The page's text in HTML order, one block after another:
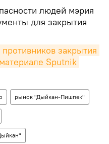
людей мэрия
для закрытия
закрытия
Sputnik
рынок "Дыйкан-Пишпек"